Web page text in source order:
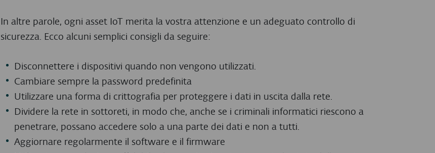
In altre parole, ogni asset IoT merita la vostra attenzione e un adeguato controllo di
sicurezza. Ecco alcuni semplici consigli da seguire:
Disconnettere i dispositivi quando non vengono utilizzati.
Cambiare sempre la password predefinita
Utilizzare una forma di crittografia per proteggere i dati in uscita dalla rete.
Dividere la rete in sottoreti, in modo che, anche se i criminali informatici riescono a
penetrare, possano accedere solo a una parte dei dati e non a tutti.
Aggiornare regolarmente il software e il firmware